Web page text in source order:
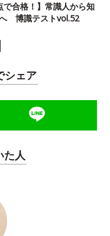
で合格！】常識人から知
博識テストvol.52
シェア
た人